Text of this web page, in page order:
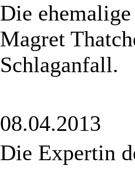
Die
Magret
Schlaganfall.
08.04.2013
Die Expertin